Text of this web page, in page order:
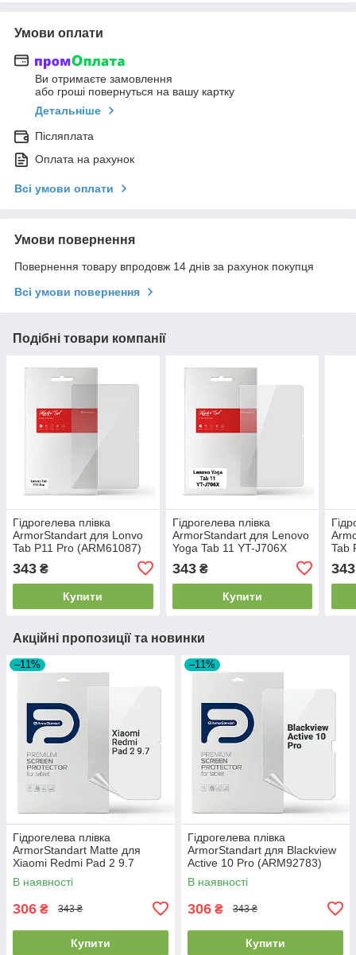
Умови оплати
Ви отримаєте замовлення
або гроші повернуться на вашу картку
Детальніше
Післяплата
Оплата на рахунок
Всі умови оплати
Умови повернення
Повернення товару впродовж 14 днів за рахунок покупця
Всі умови повернення
Подібні товари компанії
Гідрогелева плівка
ArmorStandart для Lonvo
Tab P11 Pro (ARM61087)
343 ₴
Купити
Гідрогелева плівка
ArmorStandart для Lenovo
Yoga Tab 11 YT-J706X
343₴
Купити
Tab
343
Акційні пропозиції та новинки
–11%
Гідрогелева плівка
ArmorStandart Matte для
Xiaomi Redmi Pad 2 9.7
(ARM92787)
В наявності
306 ₴ 343 ₴
Купити
–11%
Гідрогелева плівка
ArmorStandart для Blackview
Active 10 Pro (ARM92783)
В наявності
306 ₴ 343 ₴
Купити